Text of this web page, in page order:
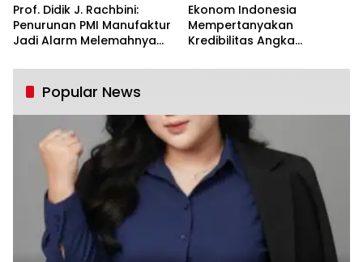
Prof. Didik J. Rachbini:
Penurunan PMI Manufaktur
Jadi Alarm Melemahnya
Ekonom Indonesia
Mempertanyakan
Kredibilitas Angka
Tumbuh Tapi Rapuh
Popular News